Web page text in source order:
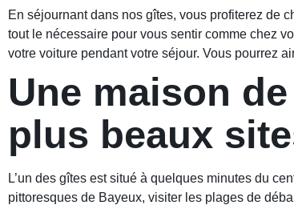
En séjournant dans nos gîtes, vous profiterez de
tout le nécessaire pour vous sentir comme chez
votre voiture pendant votre séjour. Vous pourrez
Une maison
plus beaux
L’un des gîtes est situé à quelques minutes du
pittoresques de Bayeux, visiter les plages de